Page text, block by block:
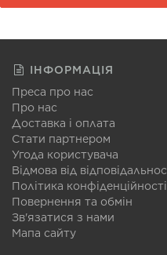
ІНФОРМАЦІЯ
Преса про нас
Про нас
Доставка і оплата
Стати партнером
Угода користувача
Відмова від
Політика конфіденційності
Повернення та обмін
Зв'язатися з нами
Мапа сайту